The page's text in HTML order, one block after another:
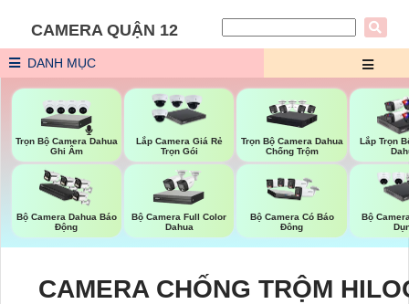
CAMERA QUẬN 12
DANH MỤC
Trọn Bộ Camera Dahua
Ghi Âm
Lắp Camera Giá Rẻ
Trọn Gói
Trọn Bộ Camera Dahua
Chống Trộm
Lắp Trọn
Bộ Camera Dahua Báo
Động
Bộ Camera Full Color
Dahua
Bộ Camera Có Báo
Đông
Bộ
CAMERA CHỐNG TRỘM